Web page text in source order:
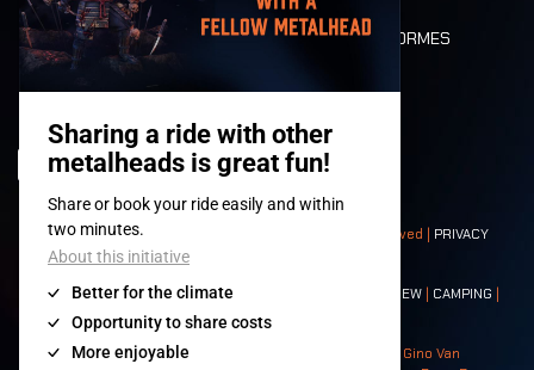
DEATH RIDE
VALEURS ET NORMES
HISTOIRE
© 2008-2026- Apache Productions VZW – All rights reserved | PRIVACY
POLICY|CONDITIONS GÉNÉRALES
Contact:GENERAL| PARTNERSHIPS CREW | CAMPING |
NEIGHBOURS
Photos: Ann Kermans - Hans Van Hoof - Eliaz Bruggeman - Gino Van